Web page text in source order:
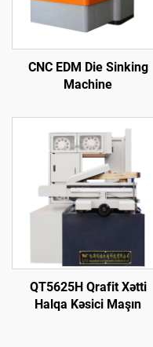
CNC EDM Die Sinking
Machine
QT5625H Qrafit Xətti
Halqa Kəsici Maşın